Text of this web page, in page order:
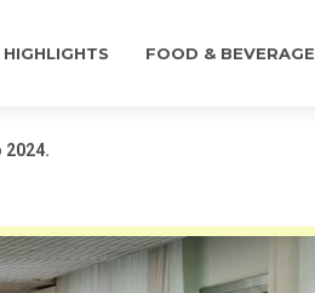
HIGHLIGHTS FOOD & BEVERAGE